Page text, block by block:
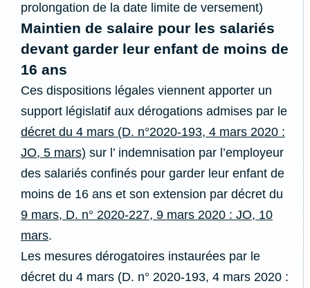
prolongation de la date limite de versement)
Maintien de salaire pour les salariés
devant garder leur enfant de moins de
16 ans
Ces dispositions légales viennent apporter un
support législatif aux dérogations admises par le
décret du 4 mars (D. n°2020-193, 4 mars 2020 :
JO, 5 mars) sur l’ indemnisation par l’employeur
des salariés confinés pour garder leur enfant de
moins de 16 ans et son extension par décret du
9 mars, D. n° 2020-227, 9 mars 2020 : JO, 10
mars.
Les mesures dérogatoires instaurées par le
décret du 4 mars (D. n° 2020-193, 4 mars 2020 :